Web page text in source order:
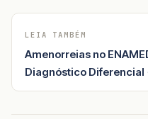
LEIA TAMBÉM
Amenorreias no
Diagnóstico